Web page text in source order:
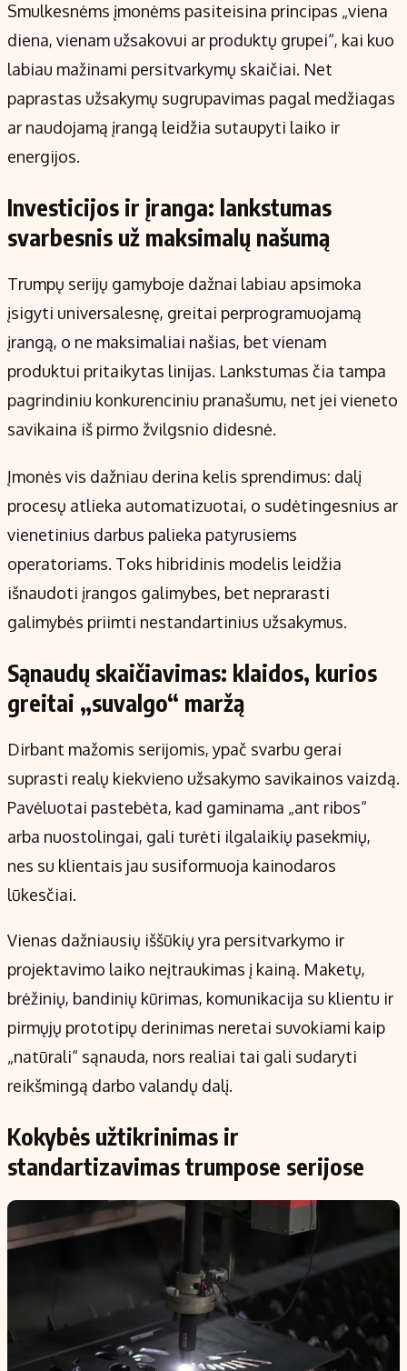
Smulkesnėms įmonėms pasiteisina principas „viena
diena, vienam užsakovui ar produktų grupei“, kai kuo
labiau mažinami persitvarkymų skaičiai. Net
paprastas užsakymų sugrupavimas pagal medžiagas
ar naudojamą įrangą leidžia sutaupyti laiko ir
energijos.
Investicijos ir įranga: lankstumas
svarbesnis už maksimalų našumą
Trumpų serijų gamyboje dažnai labiau apsimoka
įsigyti universalesnę, greitai perprogramuojamą
įrangą, o ne maksimaliai našias, bet vienam
produktui pritaikytas linijas. Lankstumas čia tampa
pagrindiniu konkurenciniu pranašumu, net jei vieneto
savikaina iš pirmo žvilgsnio didesnė.
Įmonės vis dažniau derina kelis sprendimus: dalį
procesų atlieka automatizuotai, o sudėtingesnius ar
vienetinius darbus palieka patyrusiems
operatoriams. Toks hibridinis modelis leidžia
išnaudoti įrangos galimybes, bet neprarasti
galimybės priimti nestandartinius užsakymus.
Sąnaudų skaičiavimas: klaidos, kurios
greitai „suvalgo“ maržą
Dirbant mažomis serijomis, ypač svarbu gerai
suprasti realų kiekvieno užsakymo savikainos vaizdą.
Pavėluotai pastebėta, kad gaminama „ant ribos“
arba nuostolingai, gali turėti ilgalaikių pasekmių,
nes su klientais jau susiformuoja kainodaros
lūkesčiai.
Vienas dažniausių iššūkių yra persitvarkymo ir
projektavimo laiko neįtraukimas į kainą. Maketų,
brėžinių, bandinių kūrimas, komunikacija su klientu ir
pirmųjų prototipų derinimas neretai suvokiami kaip
„natūrali“ sąnauda, nors realiai tai gali sudaryti
reikšmingą darbo valandų dalį.
Kokybės užtikrinimas ir
standartizavimas trumpose serijose